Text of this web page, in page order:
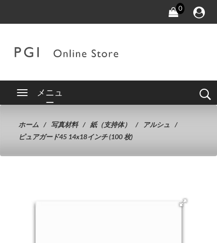
0
メニュ
ー
ホーム 写真材料 紙（支持体）
アルシュ
ピュアガード45 14x18インチ (100 枚)